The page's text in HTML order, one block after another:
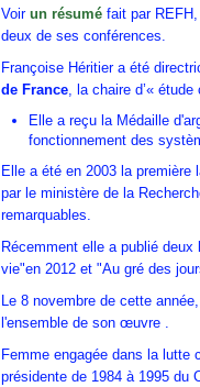
Voir un résumé fait par
deux de ses conférences.
Françoise Héritier a été
de France, la chaire d’«
Elle a reçu la Médaille
fonctionnement des
Elle a été en 2003 la première
par le ministère de la
remarquables.
Récemment elle a publié
vie"en 2012 et "Au gré des
Le 8 novembre de cette
l'ensemble de son œuvre .
Femme engagée dans la lutte
présidente de 1984 à 1995 du